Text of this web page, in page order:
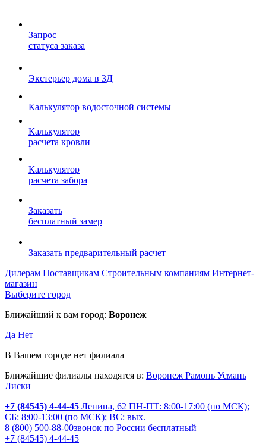
Запрос
статуса заказа
Экстерьер дома в 3Д
Калькулятор водосточной системы
Калькулятор
расчета кровли
Калькулятор
расчета забора
Заказать
бесплатный замер
Заказать предварительный расчет
Дилерам Поставщикам Строительным компаниям Интернет-
магазин
Выберите город
Ближайший к вам город: Воронеж
Да Нет
В Вашем городе нет филиала
Ближайшие филиалы находятся в: Воронеж Рамонь Усмань
Лиски
+7 (84545) 4-44-45 Ленина, 62 ПН-ПТ: 8:00-17:00 (по МСК);
СБ: 8:00-13:00 (по МСК); ВС: вых.
8 (800) 500-88-00звонок по России бесплатный
+7 (84545) 4-44-45